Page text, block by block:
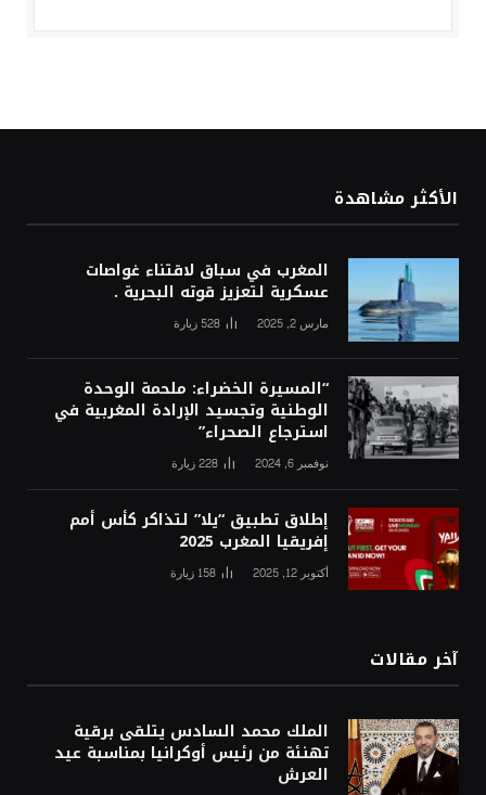
الأكثر مشاهدة
المغرب في سباق لاقتناء غواصات
عسكرية لتعزيز قوته البحرية .
مارس 2, 2025 528 زيارة
“المسيرة الخضراء: ملحمة الوحدة
الوطنية وتجسيد الإرادة المغربية في
استرجاع الصحراء”
نوفمبر 6, 2024 228زيارة
إطلاق تطبيق “يلا” لتذاكر كأس أمم
إفريقيا المغرب 2025
أكتوبر 12, 2025 158 زيارة
آخر مقالات
الملك محمد السادس يتلقى برقية
تهنئة من رئيس أوكرانيا بمناسبة عيد
العرش